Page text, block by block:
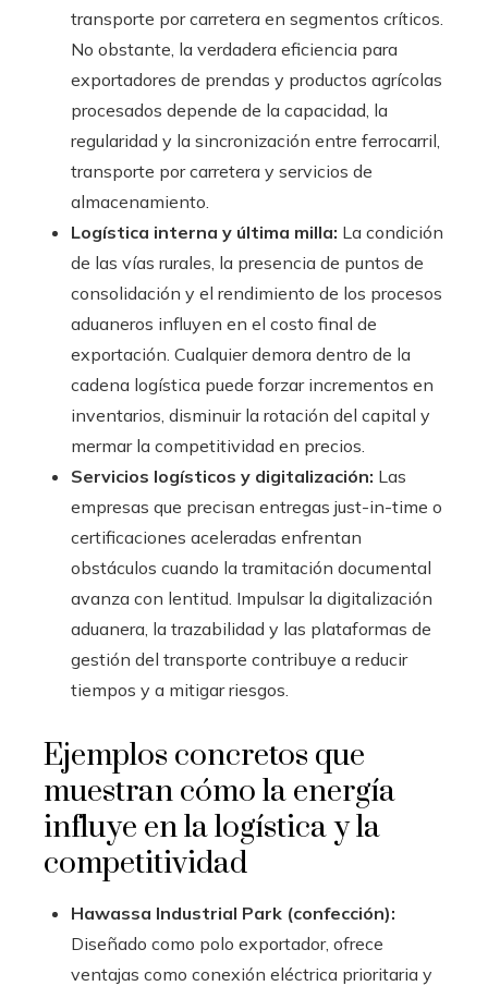
transporte por carretera en segmentos críticos.
No obstante, la verdadera eficiencia para
exportadores de prendas y productos agrícolas
procesados depende de la capacidad, la
regularidad y la sincronización entre ferrocarril,
transporte por carretera y servicios de
almacenamiento.
Logística interna y última milla: La condición
de las vías rurales, la presencia de puntos de
consolidación y el rendimiento de los procesos
aduaneros influyen en el costo final de
exportación. Cualquier demora dentro de la
cadena logística puede forzar incrementos en
inventarios, disminuir la rotación del capital y
mermar la competitividad en precios.
Servicios logísticos y digitalización: Las
empresas que precisan entregas just-in-time o
certificaciones aceleradas enfrentan
obstáculos cuando la tramitación documental
avanza con lentitud. Impulsar la digitalización
aduanera, la trazabilidad y las plataformas de
gestión del transporte contribuye a reducir
tiempos y a mitigar riesgos.
Ejemplos concretos que
muestran cómo la energía
influye en la logística y la
competitividad
Hawassa Industrial Park (confección):
Diseñado como polo exportador, ofrece
ventajas como conexión eléctrica prioritaria y